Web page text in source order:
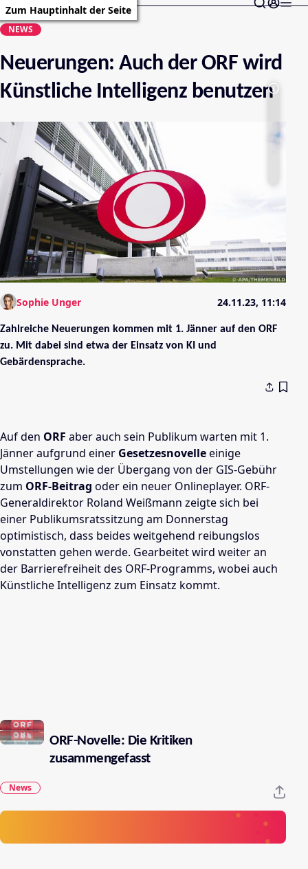
Zum Hauptinhalt der Seite
NEWS
Neuerungen: Auch der ORF wird
Künstliche Intelligenz benutzen
Sophie Unger 24.11.23, 11:14
Zahlreiche Neuerungen kommen mit 1. Jänner auf den ORF
zu. Mit dabei sind etwa der Einsatz von KI und
Gebärdensprache.
Auf den ORF aber auch sein Publikum warten mit 1.
Jänner aufgrund einer Gesetzesnovelleeinige
Umstellungen wie der Übergang von der GIS-Gebühr
zum ORF-Beitrag oder ein neuer Onlineplayer. ORF-
Generaldirektor Roland Weißmann zeigte sich bei
einer Publikumsratssitzung am Donnerstag
optimistisch, dass beides weitgehend reibungslos
vonstatten gehen werde. Gearbeitet wird weiter an
der Barrierefreiheit des ORF-Programms, wobei auch
Künstliche Intelligenz zum Einsatz kommt.
ORF-Novelle: Die Kritiken
zusammengefasst
News